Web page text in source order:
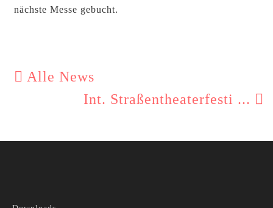
nächste Messe gebucht.
Alle News
Int. Straßentheaterfesti ...